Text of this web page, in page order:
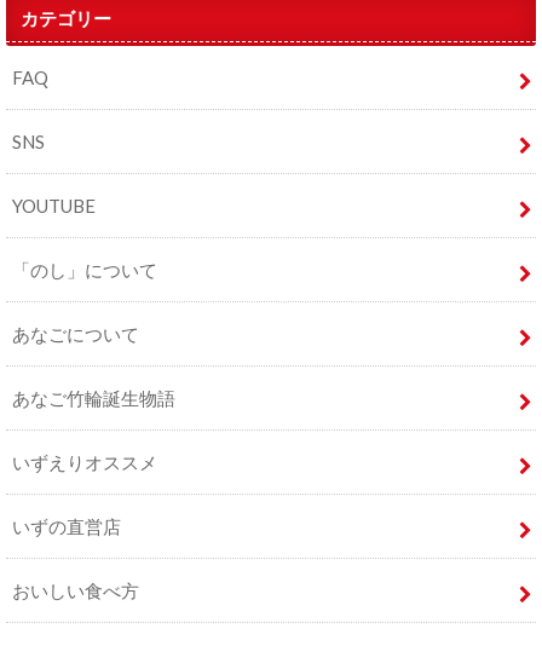
カテゴリー
FAQ
SNS
YOUTUBE
「のし」について
あなごについて
あなご竹輪誕生物語
いずえりオススメ
いずの直営店
おいしい食べ方